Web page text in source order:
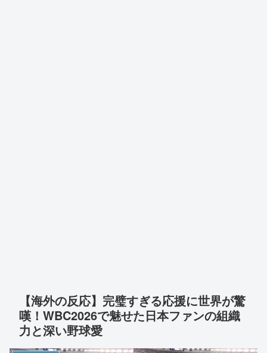
【海外の反応】完璧すぎる応援に世界が驚
嘆！WBC2026で魅せた日本ファンの組織
力と深い野球愛